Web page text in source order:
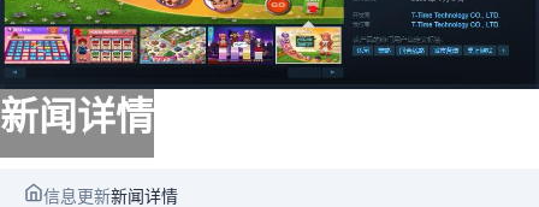
新闻详情
信息更新新闻详情